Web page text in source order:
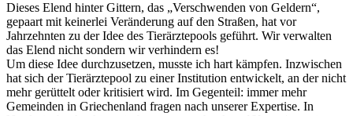
Dieses Elend hinter Gittern, das „Verschwenden von Geldern“,
gepaart mit keinerlei Veränderung auf den Straßen, hat vor
Jahrzehnten zu der Idee des Tierärztepools geführt. Wir verwalten
das Elend nicht sondern wir verhindern es!
Um diese Idee durchzusetzen, musste ich hart kämpfen. Inzwischen
hat sich der Tierärztepool zu einer Institution entwickelt, an der nicht
mehr gerüttelt oder kritisiert wird. Im Gegenteil: immer mehr
Gemeinden in Griechenland fragen nach unserer Expertise. In